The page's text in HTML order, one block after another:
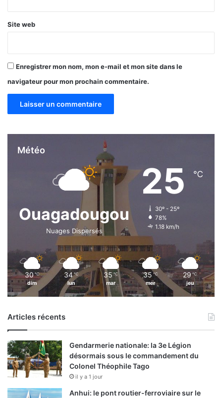
Site web
Enregistrer mon nom, mon e-mail et mon site dans le
navigateur pour mon prochain commentaire.
Météo
Ouagadougou
Nuages Dispersés
25 ℃
30º - 25º
78%
1.18 km/h
30 ℃
dim
34 ℃
lun
35 ℃
mar
35 ℃
mer
29 ℃
jeu
Articles récents
Gendarmerie nationale: la 3e Légion
désormais sous le commandement du
Colonel Théophile Tago
il y a 1 jour
Anhui: le pont routier-ferroviaire sur le